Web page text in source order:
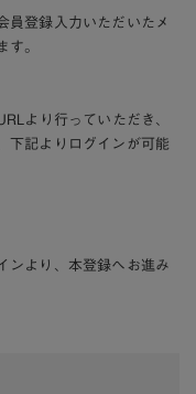
員登録入力いただいたメ
す。
より行っていただき、
下記よりログインが可能
ンより、本登録へお進み